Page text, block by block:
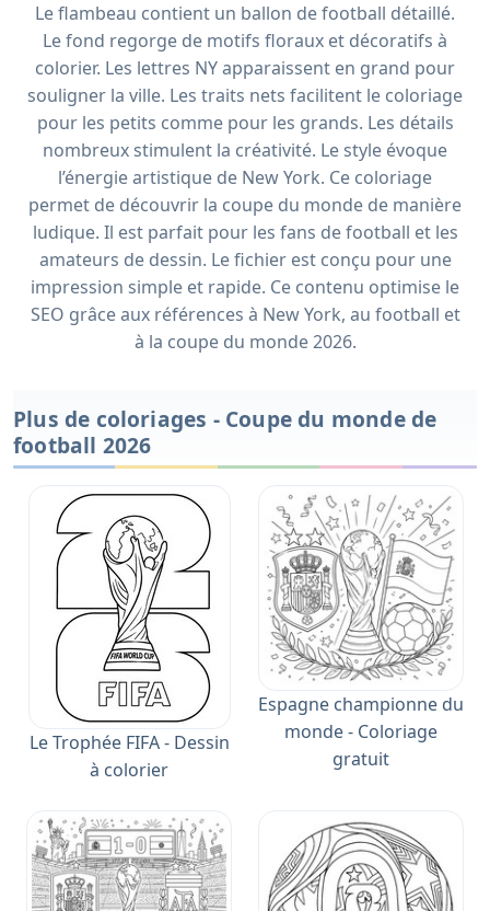
Le flambeau contient un ballon de football détaillé.
Le fond regorge de motifs floraux et décoratifs à
colorier. Les lettres NY apparaissent en grand pour
souligner la ville. Les traits nets facilitent le coloriage
pour les petits comme pour les grands. Les détails
nombreux stimulent la créativité. Le style évoque
l’énergie artistique de New York. Ce coloriage
permet de découvrir la coupe du monde de manière
ludique. Il est parfait pour les fans de football et les
amateurs de dessin. Le fichier est conçu pour une
impression simple et rapide. Ce contenu optimise le
SEO grâce aux références à New York, au football et
à la coupe du monde 2026.
Plus de coloriages - Coupe du monde de
football 2026
Le Trophée FIFA - Dessin
à colorier
Espagne championne du
monde - Coloriage
gratuit